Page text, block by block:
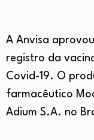
A Anvisa
registro da
Covid-19. O
farmacêutico
Adium S.A. no